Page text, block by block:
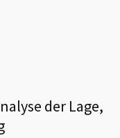
der Lage,